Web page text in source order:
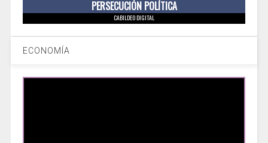
PERSECUCIÓN POLÍTICA
CABILDEO DIGITAL
ECONOMÍA